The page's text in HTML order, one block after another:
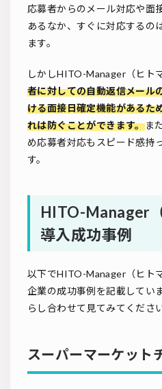
応募者からのメール対応や面
あるなか、すぐに対応するの
ます。
しかしHITO-Manager（ヒト
者に対しての自動返信メール
ける面接日確定機能があるた
れは防ぐことができます。ま
め応募者対応もスピード感持
す。
HITO-Manager
導入成功事例
以下でHITO-Manager（ヒト
企業の成功事例を記載してい
らし合わせて見てみてください
スーパーマーケット